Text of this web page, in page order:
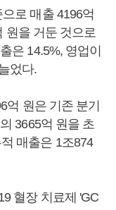
로 매출 4196억
원을 거둔 것으로
은 14.5%, 영업이
었다.
억 원은 기존 분기
3665억 원을 초
매출은 1조874
혈장 치료제 'GC